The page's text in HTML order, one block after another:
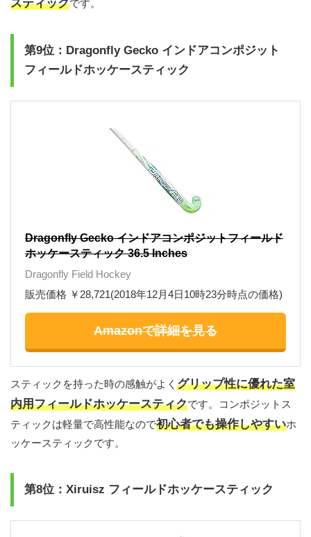
スティックです。
第9位：Dragonfly Gecko インドアコンポジット
フィールドホッケースティック
Dragonfly Gecko インドアコンポジットフィールド
ホッケースティック 36.5 Inches
Dragonfly Field Hockey
販売価格 ￥28,721(2018年12月4日10時23分時点の価格)
Amazonで詳細を見る
スティックを持った時の感触がよく グリップ性に優れた室
内用フィールドホッケースティクです。コンポジットス
ティックは軽量で高性能なので初心者でも操作しやすいホ
ッケースティックです。
第8位：Xiruisz フィールドホッケースティック